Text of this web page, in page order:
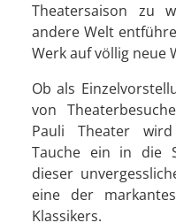
Theatersaison zu
andere Welt
Werk auf völlig neue
Ob als
von
Pauli Theater
Tauche ein in die
dieser
eine der
Klassikers.